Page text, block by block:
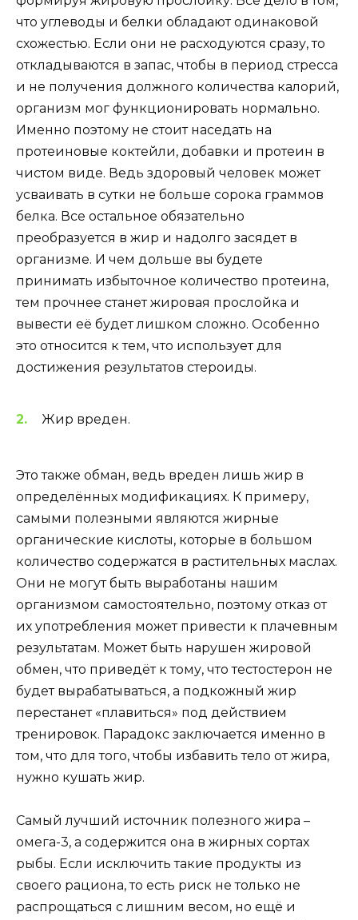
что углеводы и белки обладают одинаковой
схожестью. Если они не расходуются сразу, то
откладываются в запас, чтобы в период стресса
и не получения должного количества калорий,
организм мог функционировать нормально.
Именно поэтому не стоит наседать на
протеиновые коктейли, добавки и протеин в
чистом виде. Ведь здоровый человек может
усваивать в сутки не больше сорока граммов
белка. Все остальное обязательно
преобразуется в жир и надолго засядет в
организме. И чем дольше вы будете
принимать избыточное количество протеина,
тем прочнее станет жировая прослойка и
вывести её будет лишком сложно. Особенно
это относится к тем, что использует для
достижения результатов стероиды.
Жир вреден.
Это также обман, ведь вреден лишь жир в
определённых модификациях. К примеру,
самыми полезными являются жирные
органические кислоты, которые в большом
количество содержатся в растительных маслах.
Они не могут быть выработаны нашим
организмом самостоятельно, поэтому отказ от
их употребления может привести к плачевным
результатам. Может быть нарушен жировой
обмен, что приведёт к тому, что тестостерон не
будет вырабатываться, а подкожный жир
перестанет «плавиться» под действием
тренировок. Парадокс заключается именно в
том, что для того, чтобы избавить тело от жира,
нужно кушать жир.
Самый лучший источник полезного жира –
омега-3, а содержится она в жирных сортах
рыбы. Если исключить такие продукты из
своего рациона, то есть риск не только не
распрощаться с лишним весом, но ещё и